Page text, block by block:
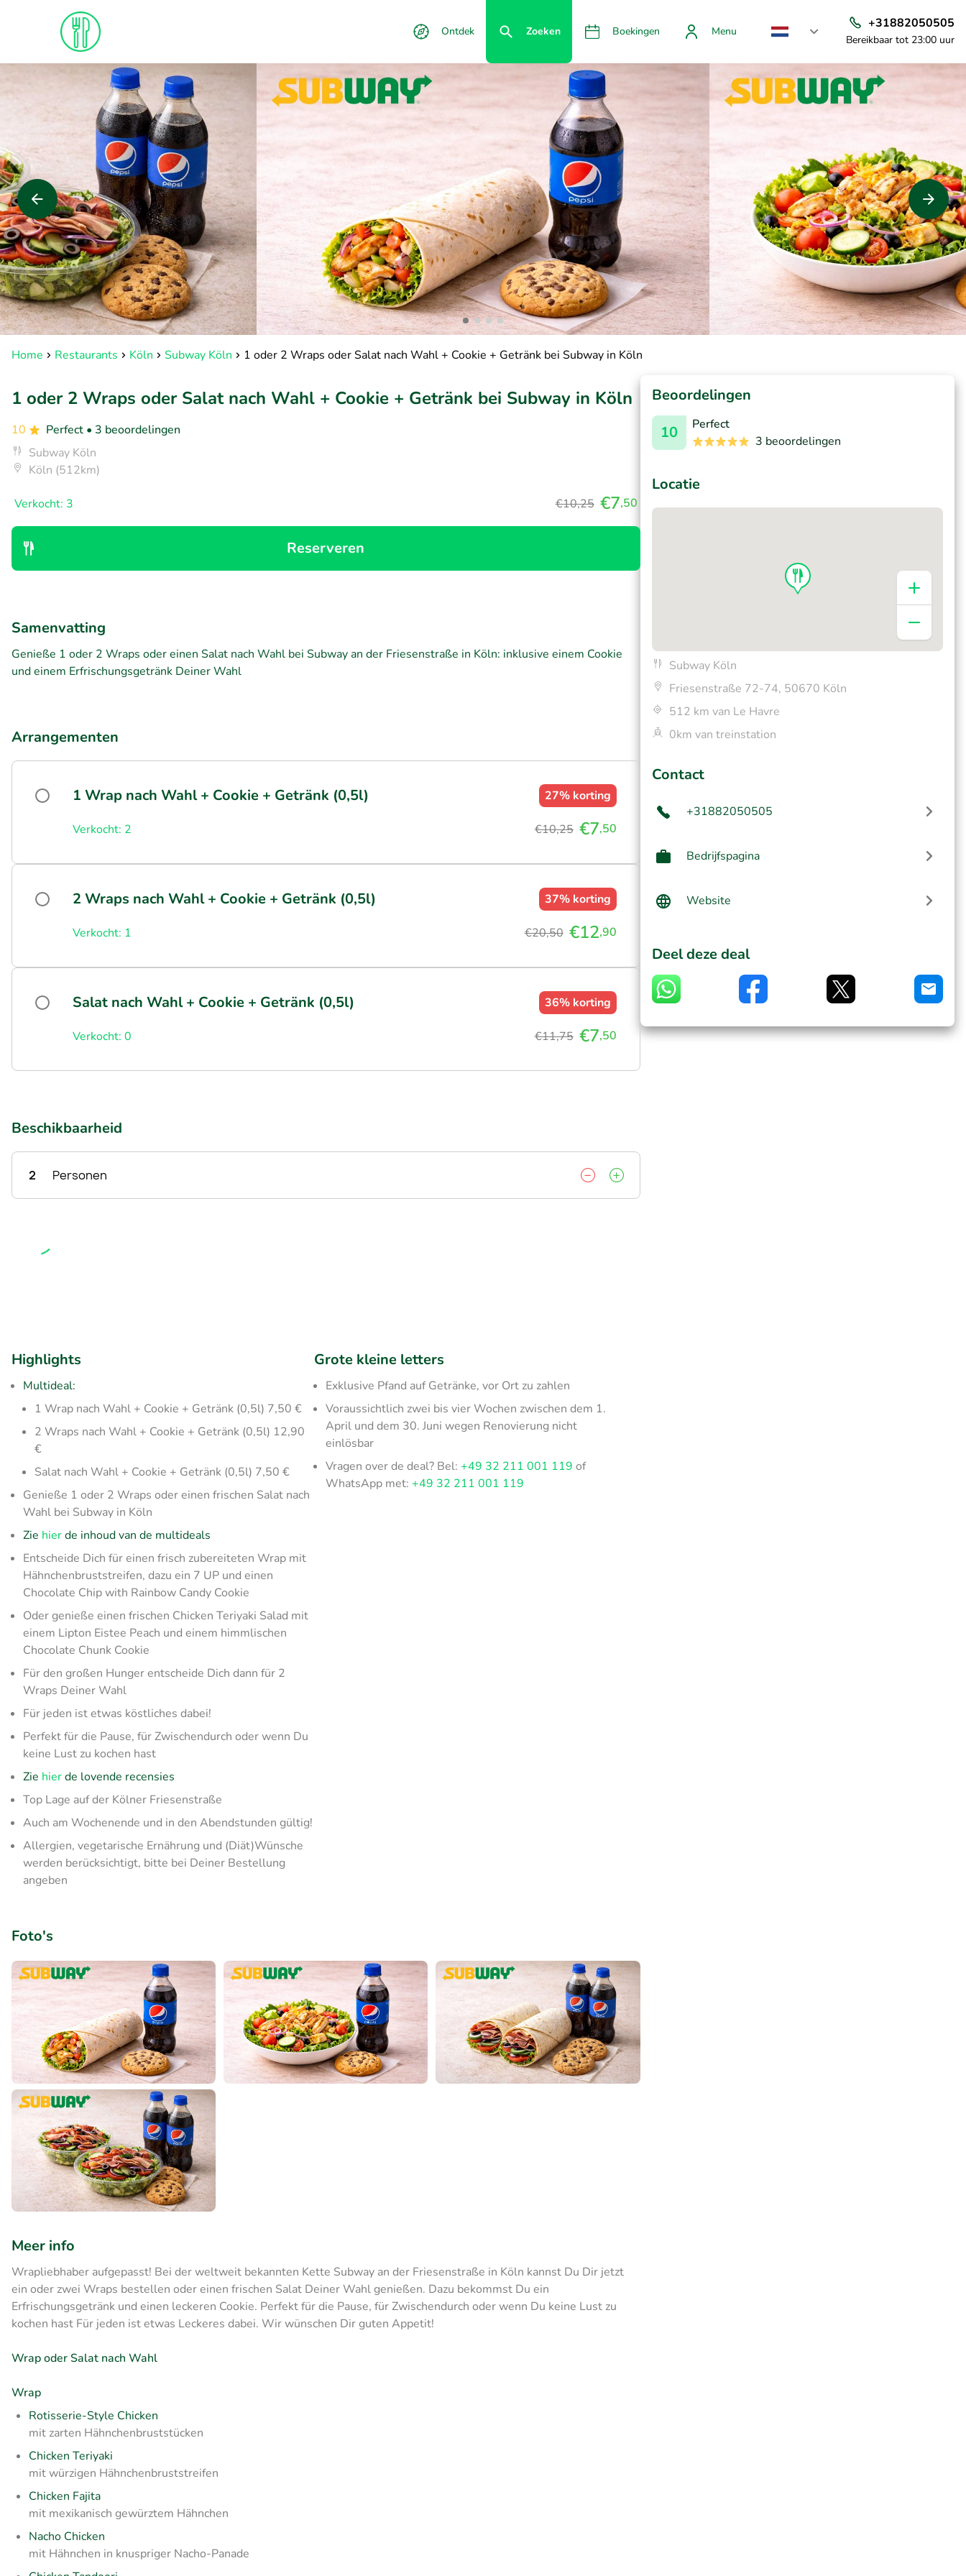
Ontdek Zoeken Boekingen Menu
+31882050505
Bereikbaar tot 23:00 uur
Home Restaurants Köln Subway Köln 1 oder 2 Wraps oder Salat nach Wahl + Cookie + Getränk bei Subway in Köln
1 oder 2 Wraps oder Salat nach Wahl + Cookie + Getränk bei Subway in Köln
10 Perfect • 3 beoordelingen
Subway Köln
Köln (512km)
Verkocht: 3 €10,25 €7,50
Reserveren
Samenvatting
Genieße 1 oder 2 Wraps oder einen Salat nach Wahl bei Subway an der Friesenstraße in Köln: inklusive einem Cookie
und einem Erfrischungsgetränk Deiner Wahl
Arrangementen
1 Wrap nach Wahl + Cookie + Getränk (0,5l) 27% korting
Verkocht: 2 €10,25 €7,50
2 Wraps nach Wahl + Cookie + Getränk (0,5l) 37% korting
Verkocht: 1 €20,50 €12,90
Salat nach Wahl + Cookie + Getränk (0,5l) 36% korting
Verkocht: 0 €11,75 €7,50
Beschikbaarheid
2 Personen
Highlights
Multideal:
1 Wrap nach Wahl + Cookie + Getränk (0,5l) 7,50 €
2 Wraps nach Wahl + Cookie + Getränk (0,5l) 12,90
€
Salat nach Wahl + Cookie + Getränk (0,5l) 7,50 €
Genieße 1 oder 2 Wraps oder einen frischen Salat nach
Wahl bei Subway in Köln
Zie hierde inhoud van de multideals
Entscheide Dich für einen frisch zubereiteten Wrap mit
Hähnchenbruststreifen, dazu ein 7 UP und einen
Chocolate Chip with Rainbow Candy Cookie
Oder genieße einen frischen Chicken Teriyaki Salad mit
einem Lipton Eistee Peach und einem himmlischen
Chocolate Chunk Cookie
Für den großen Hunger entscheide Dich dann für 2
Wraps Deiner Wahl
Für jeden ist etwas köstliches dabei!
Perfekt für die Pause, für Zwischendurch oder wenn Du
keine Lust zu kochen hast
Zie hierde lovende recensies
Top Lage auf der Kölner Friesenstraße
Auch am Wochenende und in den Abendstunden gültig!
Allergien, vegetarische Ernährung und (Diät)Wünsche
werden berücksichtigt, bitte bei Deiner Bestellung
angeben
Grote kleine letters
Exklusive Pfand auf Getränke, vor Ort zu zahlen
Voraussichtlich zwei bis vier Wochen zwischen dem 1.
April und dem 30. Juni wegen Renovierung nicht
einlösbar
Vragen over de deal? Bel:+49 32 211 001 119 of
WhatsApp met:+49 32 211 001 119
Foto's
Meer info
Wrapliebhaber aufgepasst! Bei der weltweit bekannten Kette Subway an der Friesenstraße in Köln kannst Du Dir jetzt
ein oder zwei Wraps bestellen oder einen frischen Salat Deiner Wahl genießen. Dazu bekommst Du ein
Erfrischungsgetränk und einen leckeren Cookie. Perfekt für die Pause, für Zwischendurch oder wenn Du keine Lust zu
kochen hast Für jeden ist etwas Leckeres dabei. Wir wünschen Dir guten Appetit!
Wrap oder Salat nach Wahl
Wrap
Rotisserie-Style Chicken
mit zarten Hähnchenbruststücken
Chicken Teriyaki
mit würzigen Hähnchenbruststreifen
Chicken Fajita
mit mexikanisch gewürztem Hähnchen
Nacho Chicken
mit Hähnchen in knuspriger Nacho-Panade
Beoordelingen
10
Perfect
3 beoordelingen
Locatie
Subway Köln
Friesenstraße 72-74, 50670 Köln
512 km van Le Havre
0km van treinstation
Contact
+31882050505
Bedrijfspagina
Website
Deel deze deal